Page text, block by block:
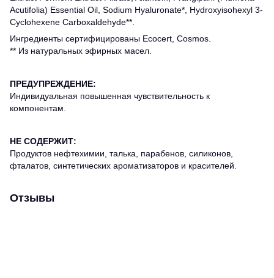
Acutifolia) Essential Oil, Sodium Hyaluronate*, Hydroxyisohexyl 3-
Cyclohexene Carboxaldehyde**.
Ингредиенты сертифицированы Ecocert, Cosmos.
** Из натуральных эфирных масел.
ПРЕДУПРЕЖДЕНИЕ:
Индивидуальная повышенная чувствительность к
компонентам.
НЕ СОДЕРЖИТ:
Продуктов нефтехимии, талька, парабенов, силиконов,
фталатов, синтетических ароматизаторов и красителей.
Отзывы